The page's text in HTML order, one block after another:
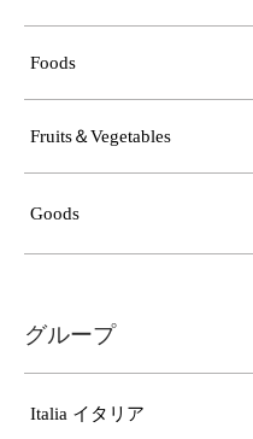
Foods
Fruits＆Vegetables
Goods
グループ
Italia イタリア